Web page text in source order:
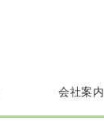
会社案内